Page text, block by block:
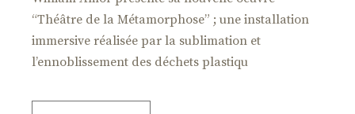
“Théâtre de la Métamorphose” ; une installation
immersive réalisée par la sublimation et
l’ennoblissement des déchets plastiqu